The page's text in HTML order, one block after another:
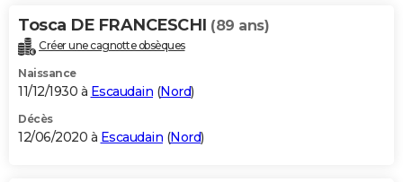
Tosca DE FRANCESCHI (89 ans)
Créer une cagnotte obsèques
Naissance
11/12/1930 à Escaudain (Nord)
Décès
12/06/2020 à Escaudain (Nord)